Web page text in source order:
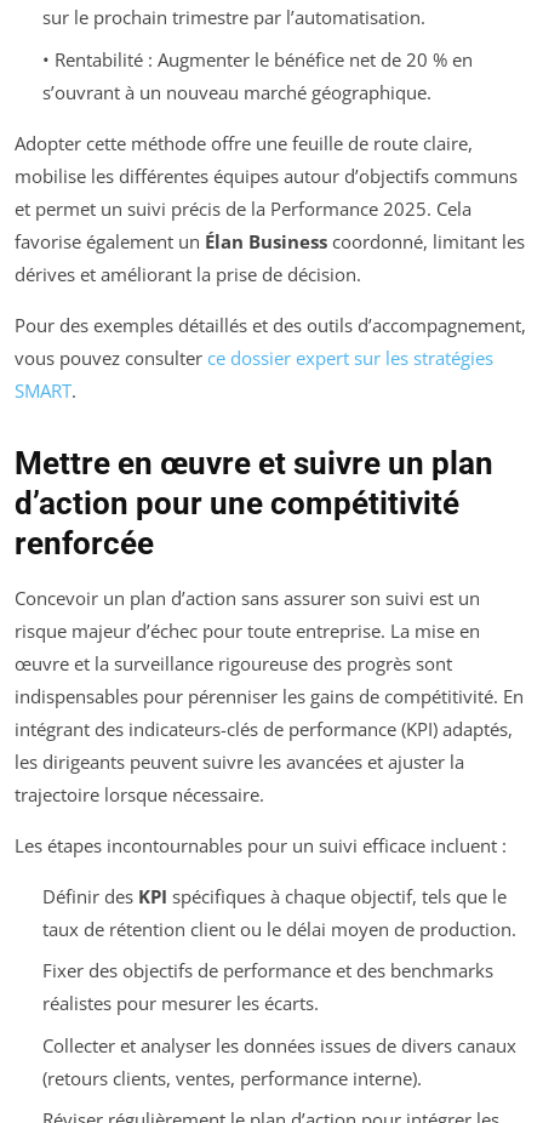
sur le prochain trimestre par l’automatisation.
• Rentabilité : Augmenter le bénéfice net de 20 % en
s’ouvrant à un nouveau marché géographique.
Adopter cette méthode offre une feuille de route claire,
mobilise les différentes équipes autour d’objectifs communs
et permet un suivi précis de la Performance 2025. Cela
favorise également un Élan Business coordonné, limitant les
dérives et améliorant la prise de décision.
Pour des exemples détaillés et des outils d’accompagnement,
vous pouvez consulter ce dossier expert sur les stratégies
SMART.
Mettre en œuvre et suivre un plan
d’action pour une compétitivité
renforcée
Concevoir un plan d’action sans assurer son suivi est un
risque majeur d’échec pour toute entreprise. La mise en
œuvre et la surveillance rigoureuse des progrès sont
indispensables pour pérenniser les gains de compétitivité. En
intégrant des indicateurs-clés de performance (KPI) adaptés,
les dirigeants peuvent suivre les avancées et ajuster la
trajectoire lorsque nécessaire.
Les étapes incontournables pour un suivi efficace incluent :
Définir des KPI spécifiques à chaque objectif, tels que le
taux de rétention client ou le délai moyen de production.
Fixer des objectifs de performance et des benchmarks
réalistes pour mesurer les écarts.
Collecter et analyser les données issues de divers canaux
(retours clients, ventes, performance interne).